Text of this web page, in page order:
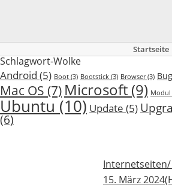
Startseite
Schlagwort-Wolke
Android (5) Boot (3) Bootstick (3) Browser(3) Bug
Mac OS (7) Microsoft (9) Modul
Ubuntu (10) Update (5)
(6)
15. März 2024